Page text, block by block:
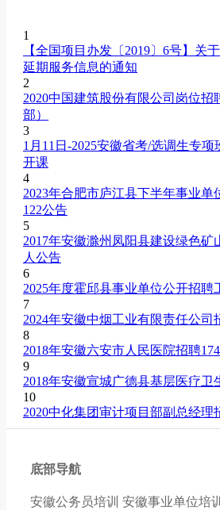
1
【全国项目办发〔2019〕6号】关
延期服务信息的通知
2
2020中国建筑股份有限公司岗位招
部）
3
1月11日-2025安徽省考/选调生专
开课
4
2023年合肥市庐江县下半年事业单
122公告
5
2017年安徽滁州凤阳县建设绿色矿
人公告
6
2025年度霍邱县事业单位公开招聘
7
2024年安徽中烟工业有限责任公司
8
2018年安徽六安市人民医院招聘
9
2018年安徽宣城广德县基层医疗卫
10
2020中化集团审计项目部副总经理
底部导航
安徽公务员培训 安徽事业单位培训